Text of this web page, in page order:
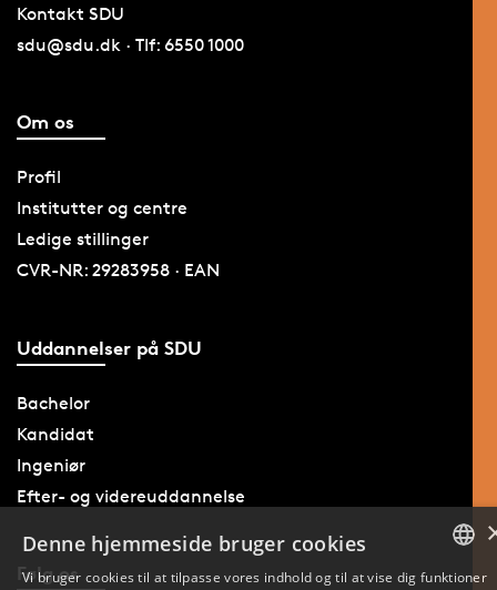
Kontakt SDU
sdu@sdu.dk · Tlf: 6550 1000
Om os
Profil
Institutter og centre
Ledige stillinger
CVR-NR: 29283958 · EAN
Uddannelser på SDU
Bachelor
Kandidat
Ingeniør
Efter- og videreuddannelse
Følg os
Denne hjemmeside bruger cookies
Vi bruger cookies til at tilpasse vores indhold og til at vise dig funktioner